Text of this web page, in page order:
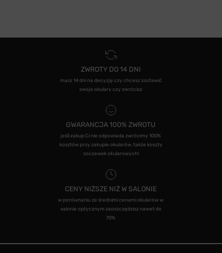
ZWROTY DO 14 DNI
masz 14 dni na decyzję czy chcesz zostawić
swoje okulary czy zwrócisz
GWARANCJA 100% ZWROTU
jeśli zakup Ci nie odpowiada zwrócimy 100%
kosztów przy zakupie okularów, także koszty
soczewek okularowych!
CENY NIŻSZE NIŻ W SALONIE
w porównaniu ze średnimi cenami okularów w
salonie optycznym zaoszczędzisz nawet do
70%